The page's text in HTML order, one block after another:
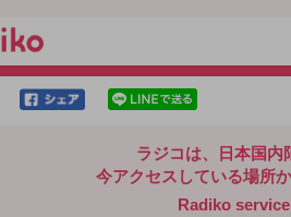
ラジコは、日本国内
今アクセスしている場所
Radiko